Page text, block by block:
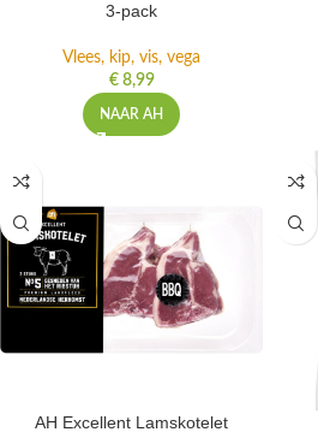
3-pack
Vlees, kip, vis, vega
€8,99
NAAR AH
AH Excellent Lamskotelet